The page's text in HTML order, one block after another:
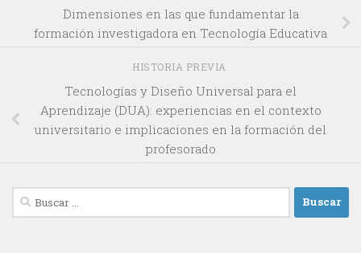
Dimensiones en las que fundamentar la
formación investigadora en Tecnología Educativa
HISTORIA PREVIA
Tecnologías y Diseño Universal para el
Aprendizaje (DUA): experiencias en el contexto
universitario e implicaciones en la formación del
profesorado
Buscar: